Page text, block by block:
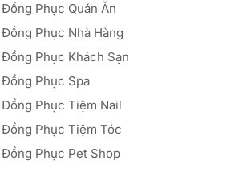
Đồng Phục Quán Ăn
Đồng Phục Nhà Hàng
Đồng Phục Khách Sạn
Đồng Phục Spa
Đồng Phục Tiệm Nail
Đồng Phục Tiệm Tóc
Đồng Phục Pet Shop